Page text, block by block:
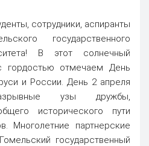
сотрудники, аспиранты
государственного
В этот солнечный
гордостью отмечаем День
и России. День 2 апреля
узы дружбы,
исторического пути
Многолетние партнерские
государственный